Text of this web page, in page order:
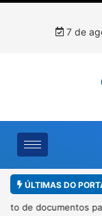
7 de
ÚLTIMAS DO
Workshop